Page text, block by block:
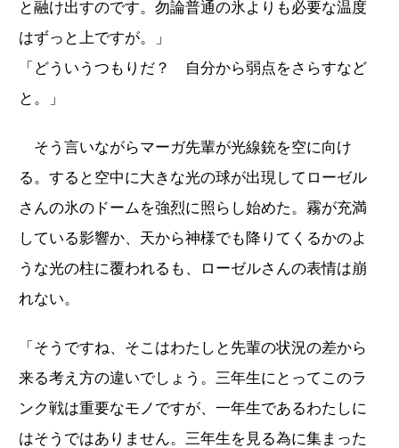
と融け出すのです。勿論普通の氷よりも必要な温度
はずっと上ですが。」
「どういうつもりだ？ 自分から弱点をさらすなど
と。」
そう言いながらマーガ先輩が光線銃を空に向け
る。すると空中に大きな光の球が出現してローゼル
さんの氷のドームを強烈に照らし始めた。霧が充満
している影響か、天から神様でも降りてくるかのよ
うな光の柱に覆われるも、ローゼルさんの表情は崩
れない。
「そうですね、そこはわたしと先輩の状況の差から
来る考え方の違いでしょう。三年生にとってこのラ
ンク戦は重要なモノですが、一年生であるわたしに
はそうではありません。三年生を見る為に集まった